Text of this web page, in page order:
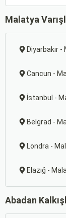
Malatya
Diyarbakır
Cancun -
İstanbul -
Belgrad -
Londra -
Elazığ -
Abadan